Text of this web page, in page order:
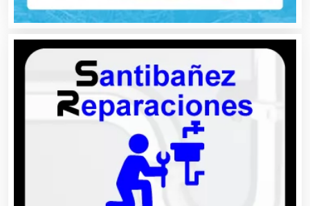
Audio, Sonido e Iluminación
Audios para Eventos